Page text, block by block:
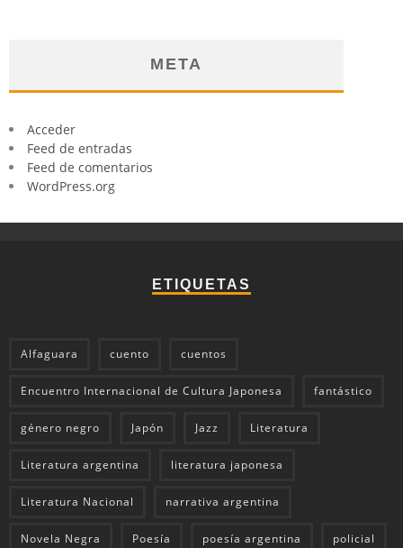
META
Acceder
Feed de entradas
Feed de comentarios
WordPress.org
ETIQUETAS
Alfaguara cuento cuentos
Encuentro Internacional de Cultura Japonesa fantástico
género negro Japón Jazz Literatura
Literatura argentina literatura japonesa
Literatura Nacional narrativa argentina
Novela Negra Poesía poesía argentina policial